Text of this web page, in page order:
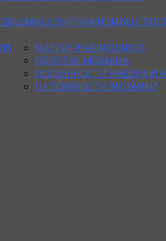
ОБЪЕМНЫЕ ВИТРАЖИВИДЫ
МАТРИЧНАЯ МОЗАИКА
КОЛОТАЯ МОЗАИКА
ОСОБЕННОСТИ НАБОРА И
О СТОИМОСТИ МОЗАИКИ